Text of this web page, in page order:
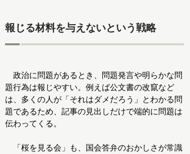
報じる材料を与えないという戦略
政治に問題があるとき、問題発言や明らかな問
題行為は報じやすい。例えば公文書の改竄など
は、多くの人が「それはダメだろう」とわかる問
題であるため、記事の見出しだけで端的に問題は
伝わってくる。
「桜を見る会」も、国会答弁のおかしさが常識